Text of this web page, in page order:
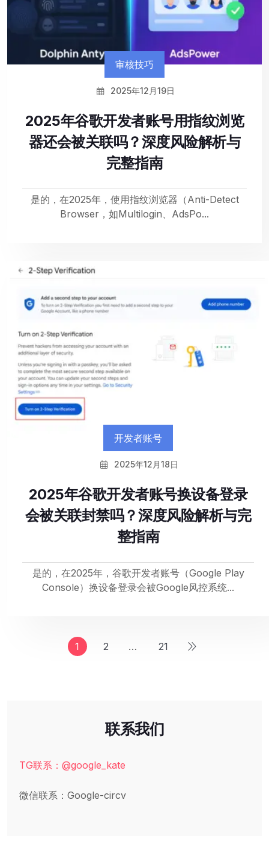
审核技巧
2025年12月19日
2025年谷歌开发者账号用指纹浏览
器还会被关联吗？深度风险解析与
完整指南
是的，在2025年，使用指纹浏览器（Anti-Detect
Browser，如Multilogin、AdsPo...
开发者账号
2025年12月18日
2025年谷歌开发者账号换设备登录
会被关联封禁吗？深度风险解析与完
整指南
是的，在2025年，谷歌开发者账号（Google Play
Console）换设备登录会被Google风控系统...
1 2 … 21
联系我们
TG联系：@google_kate
微信联系：Google-circv